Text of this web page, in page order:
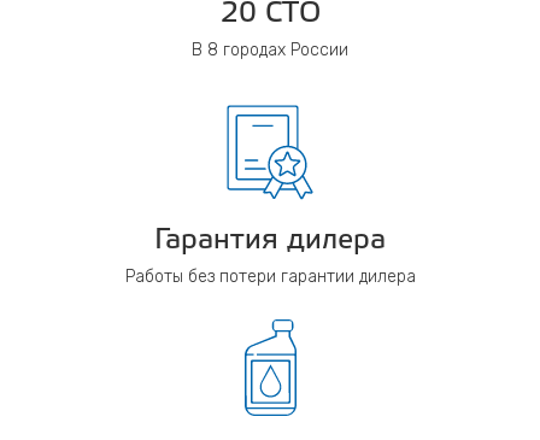
20 СТО
В 8 городах России
Гарантия дилера
Работы без потери гарантии дилера